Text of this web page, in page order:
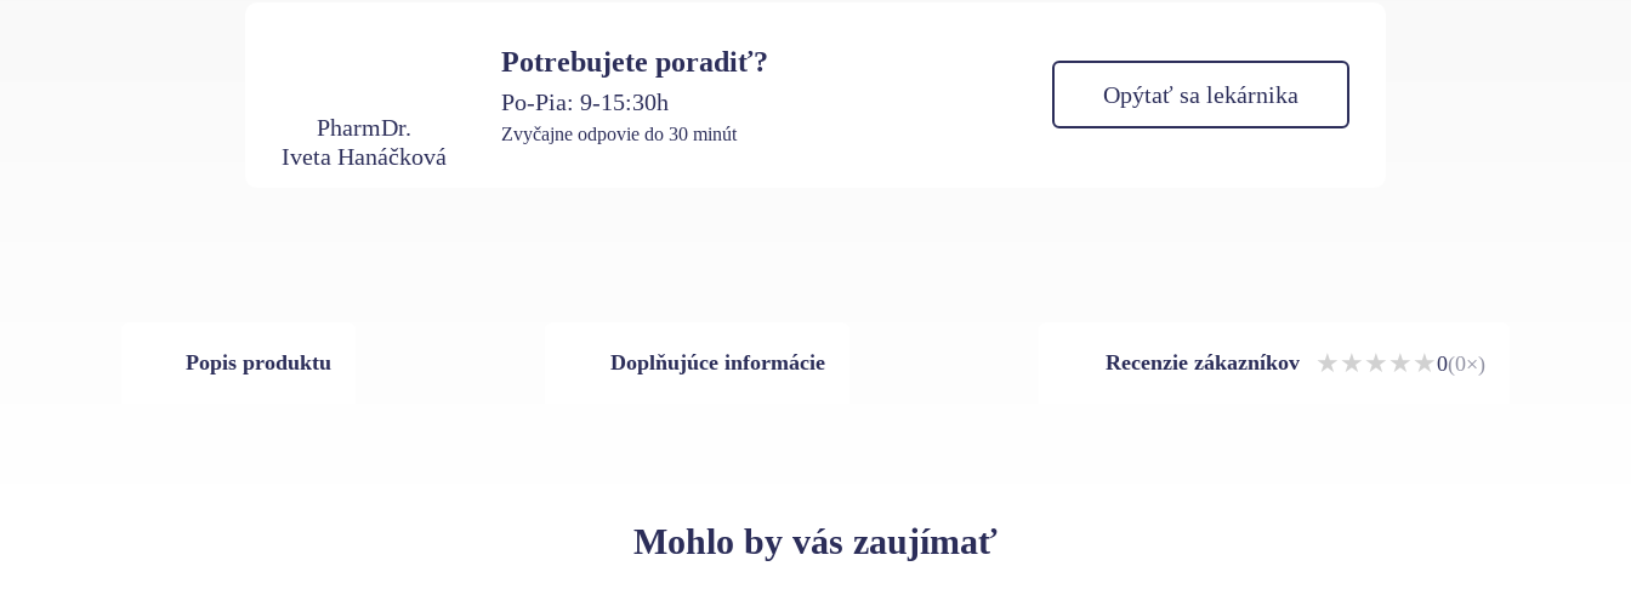
PharmDr.
Iveta Hanáčková
Potrebujete poradiť?
Po-Pia: 9-15:30h
Zvyčajne odpovie do 30 minút
Opýtať sa lekárnika
Popis produktu Doplňujúce informácie Recenzie zákazníkov ★★★★★0(0×)
Mohlo by vás zaujímať